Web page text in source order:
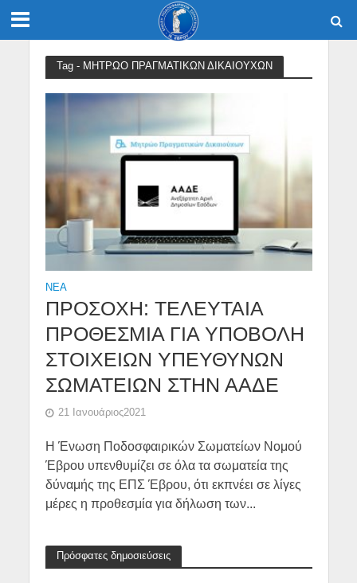
Tag - ΜΗΤΡΩΟ ΠΡΑΓΜΑΤΙΚΩΝ ΔΙΚΑΙΟΥΧΩΝ
NEA
ΠΡΟΣΟΧΗ: ΤΕΛΕΥΤΑΙΑ
ΠΡΟΘΕΣΜΙΑ ΓΙΑ ΥΠΟΒΟΛΗ
ΣΤΟΙΧΕΙΩΝ ΥΠΕΥΘΥΝΩΝ
ΣΩΜΑΤΕΙΩΝ ΣΤΗΝ ΑΑΔΕ
21 Ιανουάριος2021
Η Ένωση Ποδοσφαιρικών Σωματείων Νομού
Έβρου υπενθυμίζει σε όλα τα σωματεία της
δύναμής της ΕΠΣ Έβρου, ότι εκπνέει σε λίγες
μέρες η προθεσμία για δήλωση των...
Πρόσφατες δημοσιεύσεις